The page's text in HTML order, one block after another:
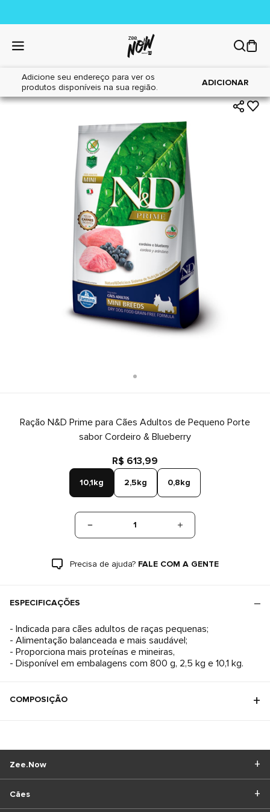
Adicione seu endereço para ver os
produtos disponíveis na sua região.
ADICIONAR
Home|Cães|Alimentos
Ração N&D Prime para Cães Adultos de Pequeno Porte
sabor Cordeiro & Blueberry
R$ 613,99
10,1kg 2,5kg 0,8kg
1
Precisa de ajuda? FALE COM A GENTE
ESPECIFICAÇÕES
- Indicada para cães adultos de raças pequenas;
- Alimentação balanceada e mais saudável;
- Proporciona mais proteínas e mineiras,
- Disponível em embalagens com 800 g, 2,5 kg e 10,1 kg.
COMPOSIÇÃO
Cães
Zee.Now